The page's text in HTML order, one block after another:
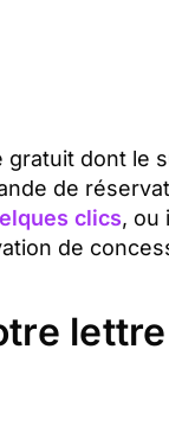
gratuit dont le
de
clics, ou
de